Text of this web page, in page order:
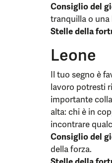
Consiglio del
tranquilla o una
Stelle della
Leone
Il tuo segno è
lavoro potresti
importante
alta: chi è in
incontrare
Consiglio del
della forza.